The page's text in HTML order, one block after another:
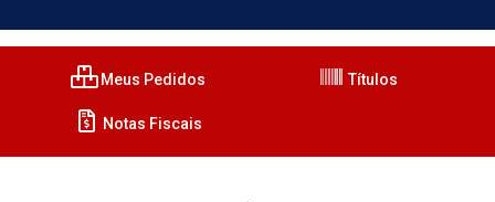
Meus Pedidos Títulos
Notas Fiscais